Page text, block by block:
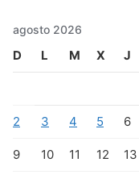
agosto 2026
D L M X J
2 3 4 5 6
9 10 11 12 13